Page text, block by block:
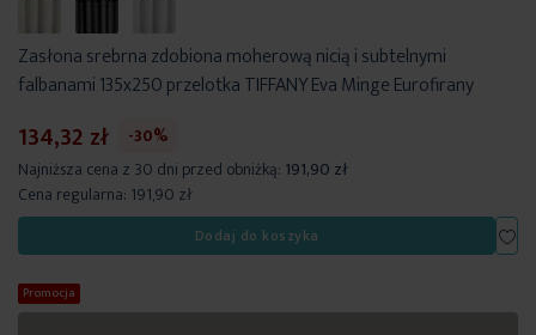
Zasłona srebrna zdobiona moherową nicią i subtelnymi
falbanami 135x250 przelotka TIFFANY Eva Minge Eurofirany
134,32 zł
-30%
Najniższa cena z 30 dni przed obniżką: 191,90 zł
Cena regularna: 191,90 zł
Dodaj do koszyka
Promocja